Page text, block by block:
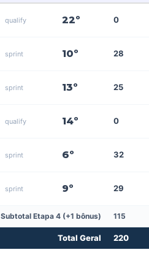
qualify 22º 0
sprint 10º 28
sprint 13º 25
qualify 14º 0
sprint 6º 32
sprint 9º 29
Subtotal Etapa 4 (+1 bônus) 115
Total Geral 220